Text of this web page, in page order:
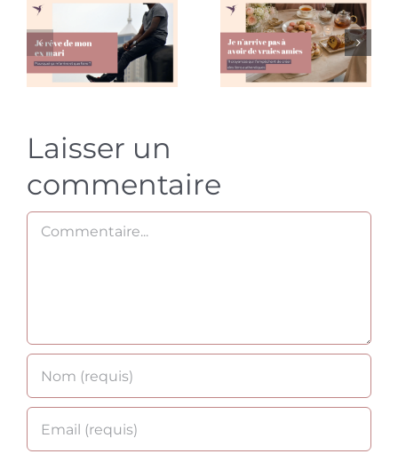
pourquoi
ça
m’arrive
faire ?
de vraies
amies :
pourquoi
Laisser un
commentaire
Commentaire